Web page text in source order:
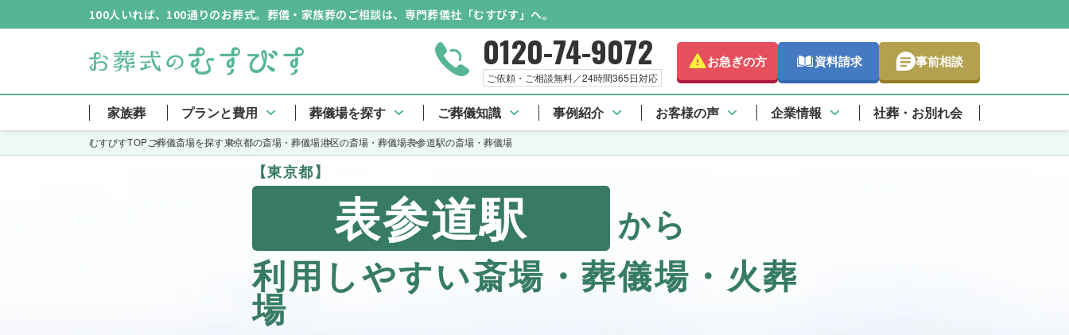
100人いれば、100通りのお葬式。葬儀・家族葬のご相談は、専門葬儀社「むすびす」へ。
0120-74-9072
ご依頼・ご相談無料／24時間365日対応
お急ぎの方 資料請求 事前相談
家族葬 プランと費用 葬儀場を探す ご葬儀知識 事例紹介 お客様の声 企業情報 社葬・お別れ会
むすびすTOPご葬儀斎場を探す東京都の斎場・葬儀場港区の斎場・葬儀場表参道駅の斎場・葬儀場
【東京都】
表参道駅 から
利用しやすい斎場・葬儀場・火葬
場